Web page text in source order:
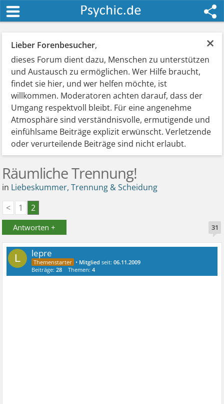
×
Lieber Forenbesucher,
dieses Forum dient dazu, Menschen zu unterstützen
und Austausch zu ermöglichen. Wer Hilfe braucht,
findet sie hier, und wer helfen möchte, ist
willkommen. Moderatoren achten darauf, dass der
Umgang respektvoll bleibt. Für eine angenehme
Atmosphäre sind verständnisvolle, ermutigende und
einfühlsame Beiträge explizit erwünscht. Verletzende
oder verurteilende Beiträge sind nicht erlaubt.
Räumliche Trennung!
in Liebeskummer, Trennung & Scheidung
<
1 2
Antworten + 31
L lepre
• Mitglied seit:06.11.2009
Beiträge:28 Themen:4